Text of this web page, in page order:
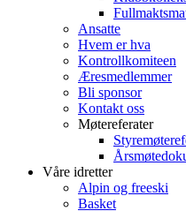
Ansatte
Hvem er hva
Kontrollkomiteen
Æresmedlemmer
Bli sponsor
Kontakt oss
Møtereferater
Våre idretter
Alpin og freeski
Basket